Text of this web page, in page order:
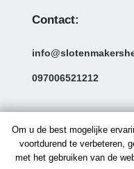
Om u de best mogelijke
voortdurend te verbeteren,
met het gebruiken van de
Contact:
097006521212